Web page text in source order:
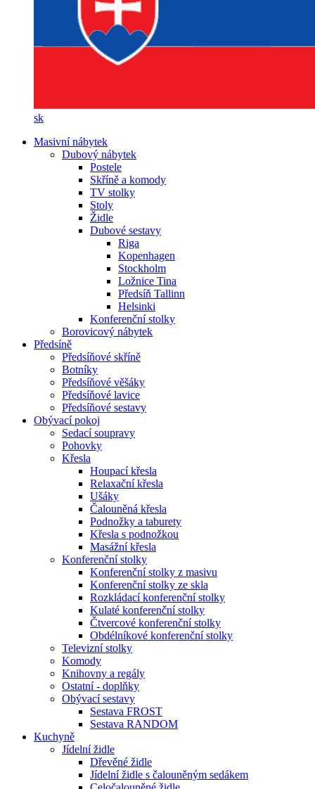
sk
Masivní nábytek
Dubový nábytek
Postele
Skříně a komody
TV stolky
Stoly
Židle
Dubové sestavy
Riga
Kopenhagen
Stockholm
Ložnice Tina
Předsíň Tallinn
Helsinki
Konferenční stolky
Borovicový nábytek
Předsíně
Předsíňové skříně
Botníky
Předsíňové věšáky
Předsíňové lavice
Předsíňové sestavy
Obývací pokoj
Sedací soupravy
Pohovky
Křesla
Houpací křesla
Relaxační křesla
Ušáky
Čalouněná křesla
Podnožky a taburety
Křesla s podnožkou
Masážní křesla
Konferenční stolky
Konferenční stolky z masivu
Konferenční stolky ze skla
Rozkládací konferenční stolky
Kulaté konferenční stolky
Čtvercové konferenční stolky
Obdélníkové konferenční stolky
Televizní stolky
Komody
Knihovny a regály
Ostatní - doplňky
Obývací sestavy
Sestava FROST
Sestava RANDOM
Kuchyně
Jídelní židle
Dřevěné židle
Jídelní židle s čalouněným sedákem